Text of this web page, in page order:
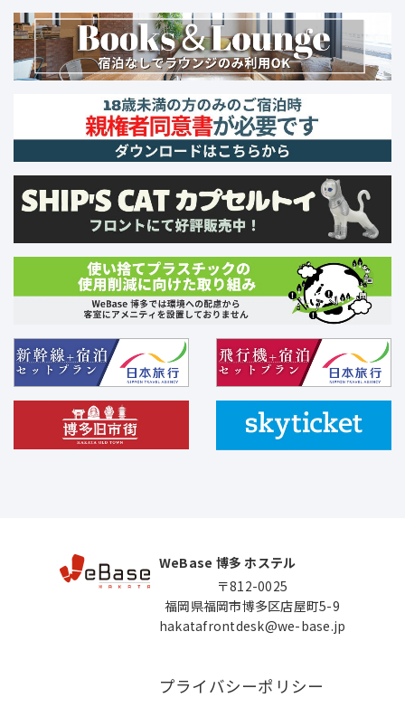
WeBase 博多 ホステル
〒812-0025
福岡県福岡市博多区店屋町5-9
hakatafrontdesk@we-base.jp
プライバシーポリシー